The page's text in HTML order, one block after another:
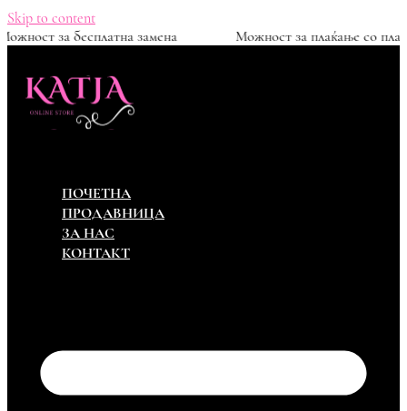
Skip to content
Можност за бесплатна замена Можност за
ПОЧЕТНА
ПРОДАВНИЦА
ЗА НАС
КОНТАКТ